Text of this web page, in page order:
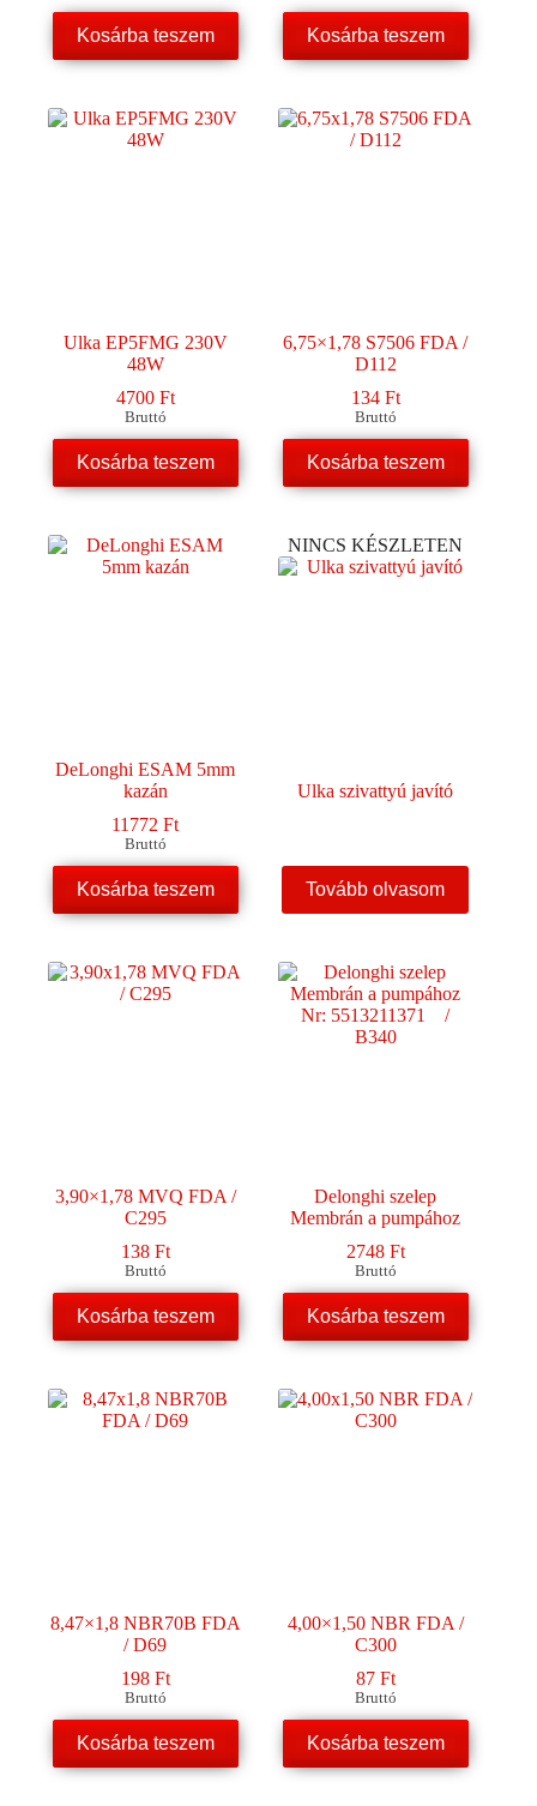
Kosárba teszem Kosárba teszem
Ulka EP5FMG 230V
48W
4700 Ft
Bruttó
Kosárba teszem
6,75×1,78 S7506 FDA /
D112
134 Ft
Bruttó
Kosárba teszem
DeLonghi ESAM 5mm
kazán
11772Ft
Bruttó
Kosárba teszem
NINCS KÉSZLETEN
Ulka szivattyú javító
Tovább olvasom
3,90×1,78 MVQ FDA /
C295
138 Ft
Bruttó
Kosárba teszem
Delonghi szelep
Membrán a pumpához
2748 Ft
Bruttó
Kosárba teszem
8,47×1,8 NBR70B FDA
/ D69
198 Ft
Bruttó
Kosárba teszem
4,00×1,50 NBR FDA /
C300
87 Ft
Bruttó
Kosárba teszem